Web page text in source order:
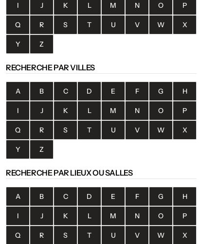
I J K L M N O P
Q R S T U V W X
Y Z
RECHERCHE PAR VILLES
A B C D E F G H
I J K L M N O P
Q R S T U V W X
Y Z
RECHERCHE PAR LIEUX OU SALLES
A B C D E F G H
I J K L M N O P
Q R S T U V W X